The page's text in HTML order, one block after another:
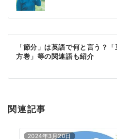
ン
「節分」は英語で何と言う？
方巻」等の関連語も紹介
関連記事
2024年3月20日